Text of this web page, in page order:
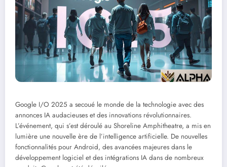
Google I/O 2025 a secoué le monde de la technologie avec des
annonces IA audacieuses et des innovations révolutionnaires.
L’événement, qui s’est déroulé au Shoreline Amphitheatre, a mis en
lumière une nouvelle ère de l’intelligence artificielle. De nouvelles
fonctionnalités pour Android, des avancées majeures dans le
développement logiciel et des intégrations IA dans de nombreux